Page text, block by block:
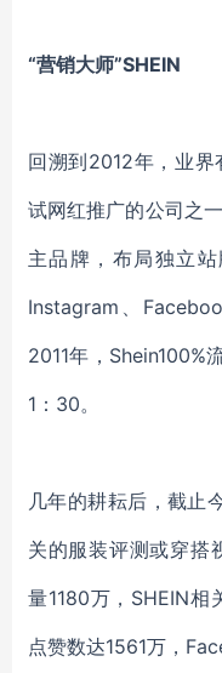
“营销大师”SHEIN
回溯到2012年，业界
试网红推广的公司之
主品牌，布局独立
Instagram、
2011年，Shein100%
1：30。
几年的耕耘后，截止
关的服装评测或穿搭
量1180万，SHEIN
点赞数达1561万，